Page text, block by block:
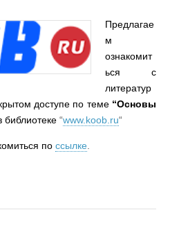
Предлагае
м
ознакомит
ься с
литератур
доступе по теме “Основы
библиотеке “www.koob.ru“
по ссылке